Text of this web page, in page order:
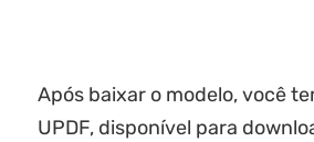
Após baixar o modelo, você
UPDF, disponível para